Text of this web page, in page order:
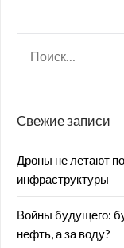
Свежие записи
Дроны не летают
инфраструктуры
Войны будущего:
нефть, а за воду?